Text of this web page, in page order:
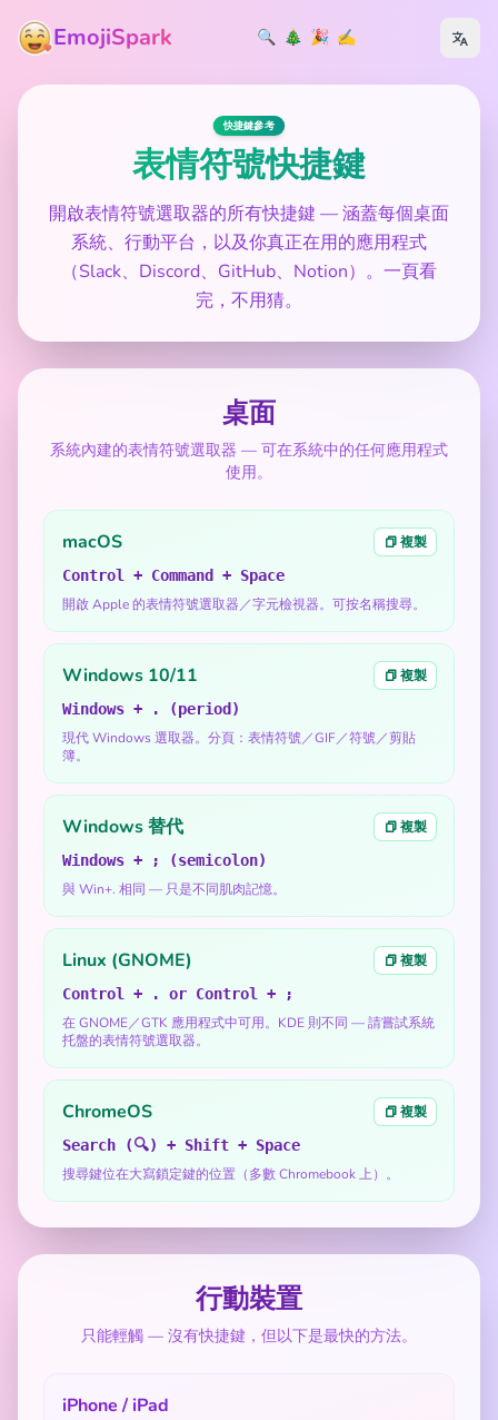
EmojiSpark 🔍 🎄 🎉 ✍️
快捷鍵參考
表情符號快捷鍵
開啟表情符號選取器的所有快捷鍵 — 涵蓋每個桌面
系統、行動平台，以及你真正在用的應用程式
（Slack、Discord、GitHub、Notion）。一頁看
完，不用猜。
桌面
系統內建的表情符號選取器 — 可在系統中的任何應用程式
使用。
macOS
複製
Control + Command + Space
開啟 Apple 的表情符號選取器／字元檢視器。可按名稱搜尋。
Windows 10/11
複製
Windows + . (period)
現代 Windows 選取器。分頁：表情符號／GIF／符號／剪貼
簿。
Windows 替代
複製
Windows + ; (semicolon)
與 Win+. 相同 — 只是不同肌肉記憶。
Linux (GNOME)
複製
Control + . or Control + ;
在 GNOME／GTK 應用程式中可用。KDE 則不同 — 請嘗試系統
托盤的表情符號選取器。
ChromeOS
複製
Search (🔍) + Shift + Space
搜尋鍵位在大寫鎖定鍵的位置（多數 Chromebook 上）。
行動裝置
只能輕觸 — 沒有快捷鍵，但以下是最快的方法。
iPhone / iPad